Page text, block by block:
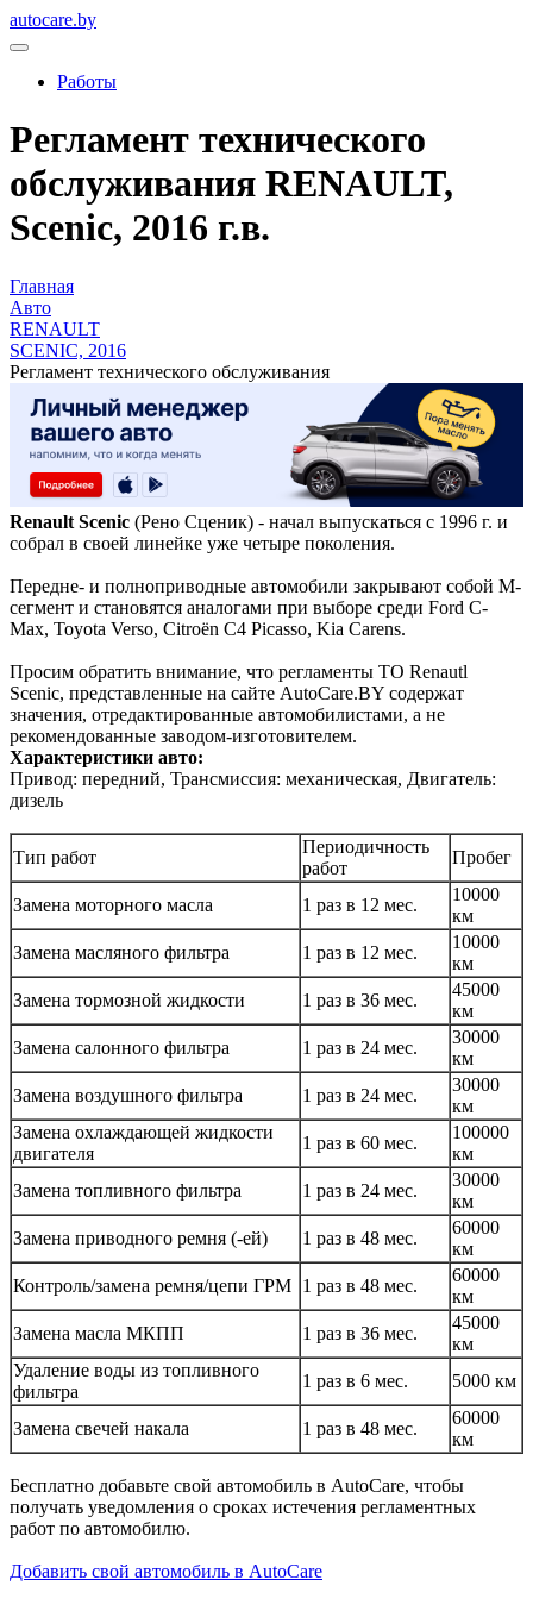
autocare.by
Работы
Регламент технического
обслуживания RENAULT,
Scenic, 2016 г.в.
Главная
Авто
RENAULT
SCENIC, 2016
Регламент технического обслуживания
Renault Scenic (Рено Сценик) - начал выпускаться с 1996 г. и
собрал в своей линейке уже четыре поколения.
Передне- и полноприводные автомобили закрывают собой М-
сегмент и становятся аналогами при выборе среди Ford C-
Max, Toyota Verso, Citroën C4 Picasso, Kia Carens.
Просим обратить внимание, что регламенты ТО Renautl
Scenic, представленные на сайте AutoCare.BY содержат
значения, отредактированные автомобилистами, а не
рекомендованные заводом-изготовителем.
Характеристики авто:
Привод: передний, Трансмиссия: механическая, Двигатель:
дизель
Тип работ
Периодичность
работ
Пробег
Замена моторного масла 1 раз в 12 мес.
10000
км
Замена масляного фильтра
1 раз в 12 мес.
10000
км
Замена тормозной жидкости
1 раз в 36 мес.
45000
км
Замена салонного фильтра
1 раз в 24 мес.
30000
км
Замена воздушного фильтра
1 раз в 24 мес.
30000
км
Замена охлаждающей жидкости
двигателя
1 раз в 60 мес.
100000
км
Замена топливного фильтра
1 раз в 24 мес.
30000
км
Замена приводного ремня (-ей)
1 раз в 48 мес.
60000
км
Контроль/замена ремня/цепи ГРМ 1 раз в 48 мес.
60000
км
Замена масла МКПП
1 раз в 36 мес.
45000
км
Удаление воды из топливного
фильтра
1 раз в 6 мес. 5000 км
Замена свечей накала 1 раз в 48 мес.
60000
км
Бесплатно добавьте свой автомобиль в AutoCare, чтобы
получать уведомления о сроках истечения регламентных
работ по автомобилю.
Добавить свой автомобиль в AutoCare